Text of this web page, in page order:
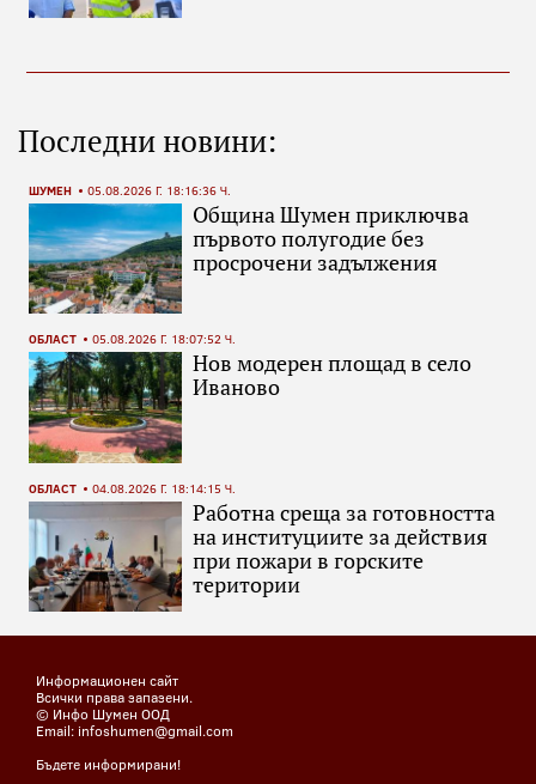
Последни новини:
ШУМЕН 05.08.2026 Г. 18:16:36 Ч.
Община Шумен приключва
първото полугодие без
просрочени задължения
ОБЛАСТ 05.08.2026 Г. 18:07:52 Ч.
Нов модерен площад в село
Иваново
ОБЛАСТ 04.08.2026 Г. 18:14:15 Ч.
Работна среща за готовността
на институциите за действия
при пожари в горските
територии
Информационен сайт
Всички права запазени.
© Инфо Шумен ООД
Email: infoshumen@gmail.com
Бъдете информирани!